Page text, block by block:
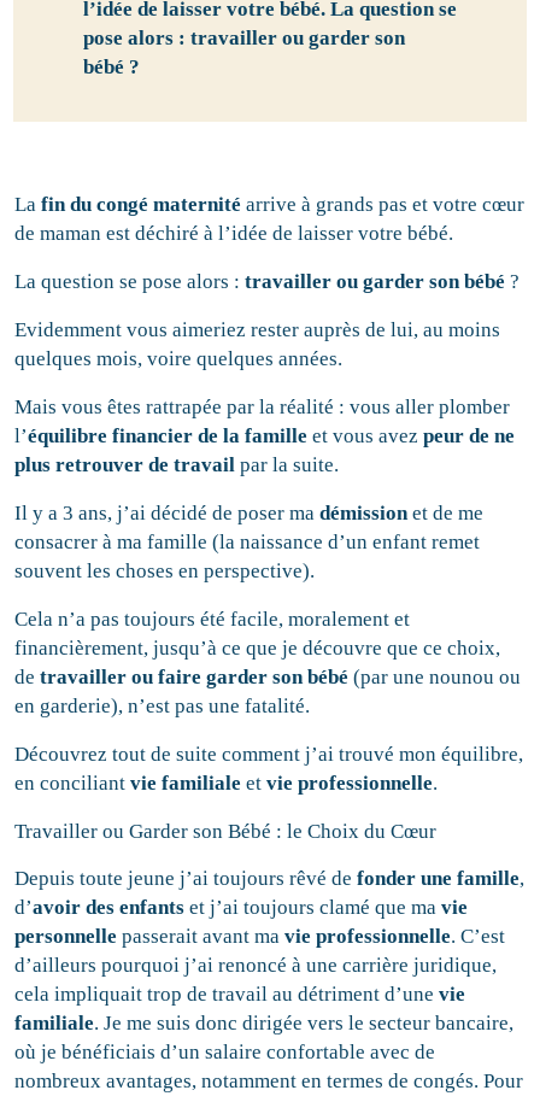
l’idée de laisser votre bébé. La question se
pose alors : travailler ou garder son
bébé ?
Lafin du congé maternité arrive à grands pas et votre cœur
de maman est déchiré à l’idée de laisser votre bébé.
La question se pose alors :travailler ou garder son bébé ?
Evidemment vous aimeriez rester auprès de lui, au moins
quelques mois, voire quelques années.
Mais vous êtes rattrapée par la réalité : vous aller plomber
l’équilibre financier de la famille et vous avezpeur de ne
plus retrouver de travail par la suite.
Il y a 3 ans, j’ai décidé de poser madémissionet de me
consacrer à ma famille (la naissance d’un enfant remet
souvent les choses en perspective).
Cela n’a pas toujours été facile, moralement et
financièrement, jusqu’à ce que je découvre que ce choix,
detravailler ou faire garder son bébé(par une nounou ou
en garderie), n’est pas une fatalité.
Découvrez tout de suite comment j’ai trouvé mon équilibre,
en conciliantvie familiale etvie professionnelle.
Travailler ou Garder son Bébé : le Choix du Cœur
Depuis toute jeune j’ai toujours rêvé defonder une famille,
d’avoir des enfants et j’ai toujours clamé que mavie
personnelle passerait avant mavie professionnelle. C’est
d’ailleurs pourquoi j’ai renoncé à une carrière juridique,
cela impliquait trop de travail au détriment d’unevie
familiale. Je me suis donc dirigée vers le secteur bancaire,
où je bénéficiais d’un salaire confortable avec de
nombreux avantages, notamment en termes de congés. Pour